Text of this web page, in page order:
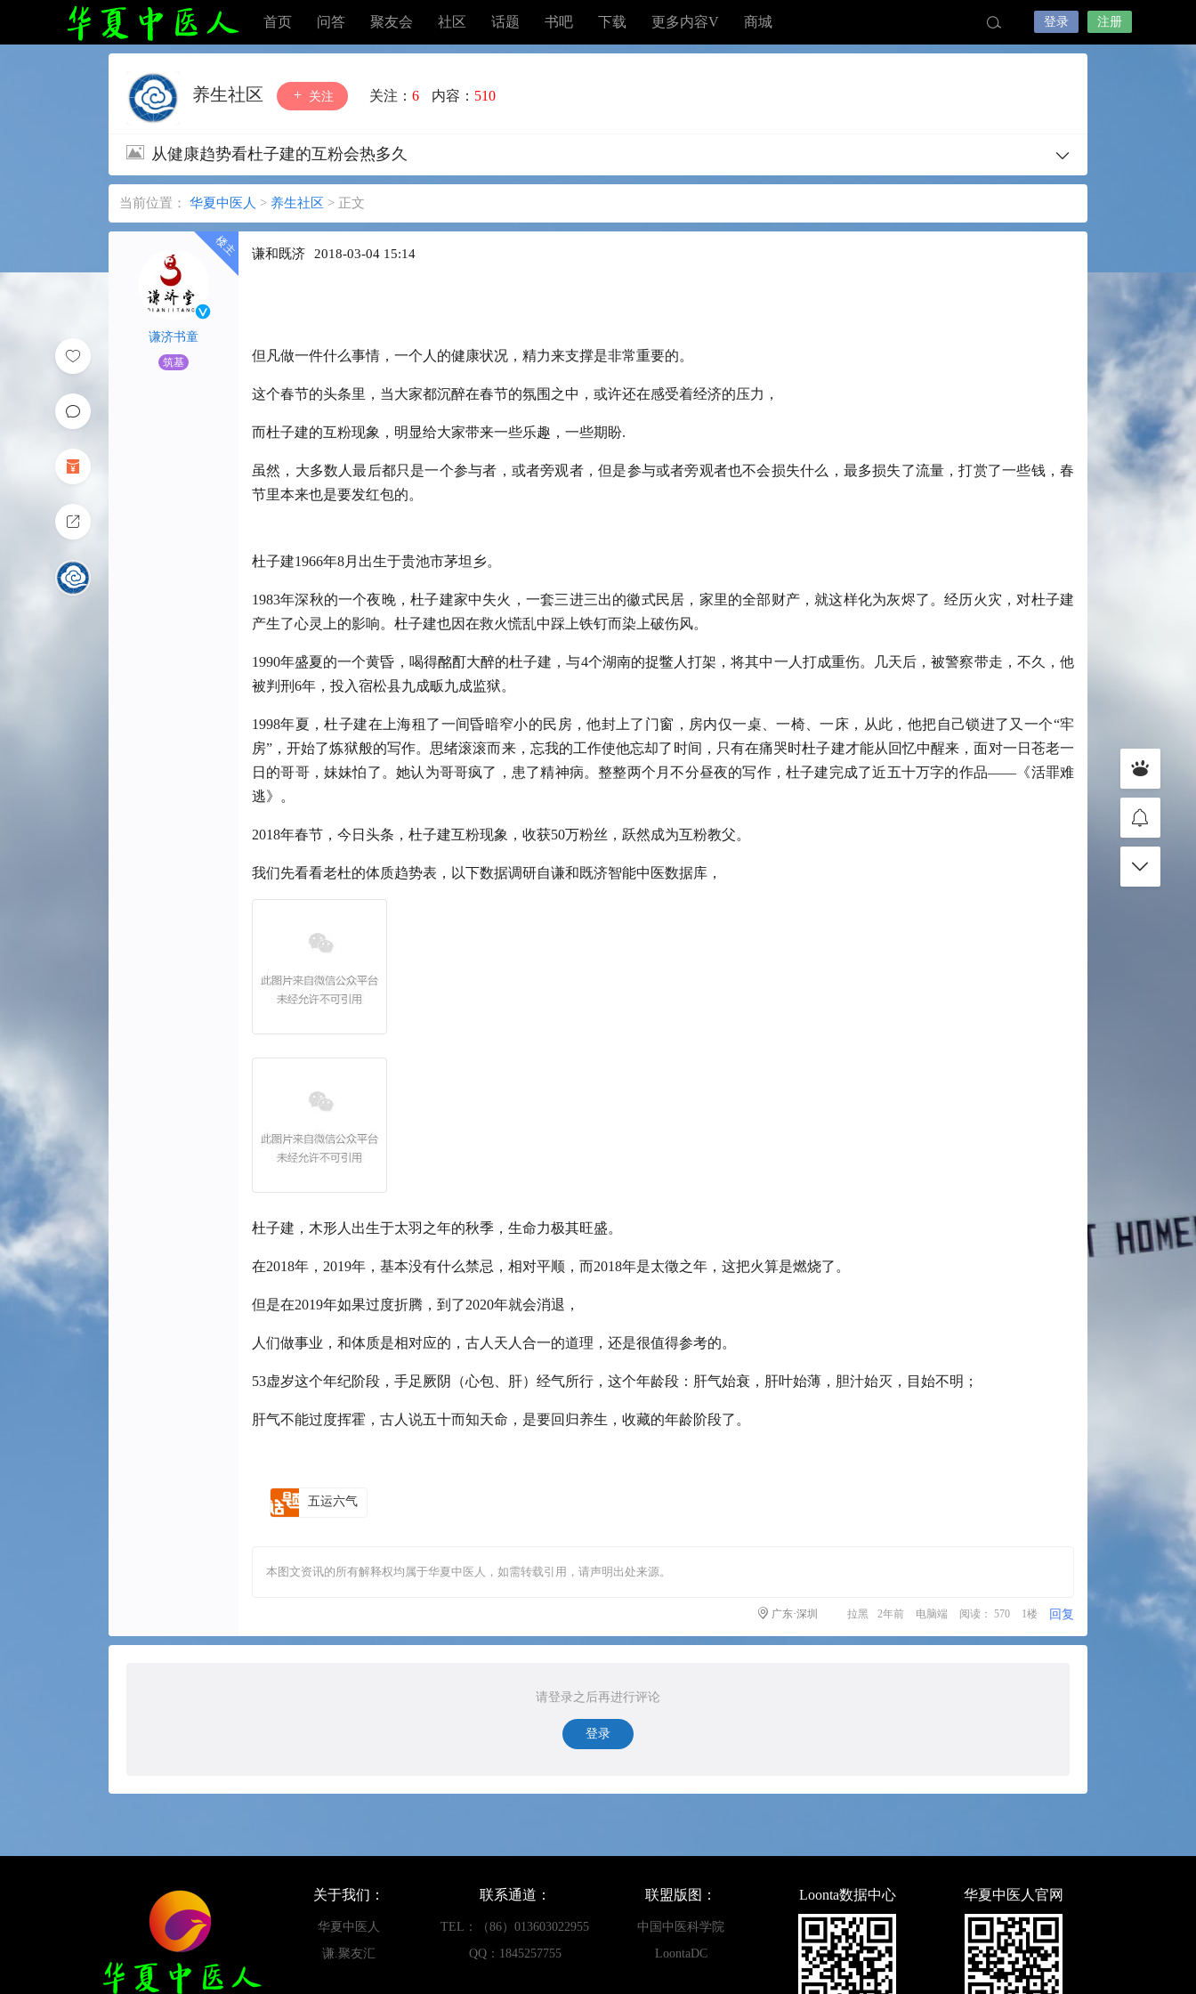
首页 问答 聚友会 社区 话题 书吧 下载 更多内容V 商城 登录 注册
养生社区 关注 关注： 6 内容： 510
从健康趋势看杜子建的互粉会热多久
当前位置： 华夏中医人 > 养生社区 > 正文
谦济书童
筑基
谦和既济 2018-03-04 15:14
但凡做一件什么事情，一个人的健康状况，精力来支撑是非常重要的。
这个春节的头条里，当大家都沉醉在春节的氛围之中，或许还在感受着经济的压力，
而杜子建的互粉现象，明显给大家带来一些乐趣，一些期盼.
虽然，大多数人最后都只是一个参与者，或者旁观者，但是参与或者旁观者也不会损失什么，最多损失了流量，打赏了一些钱，春
节里本来也是要发红包的。
杜子建1966年8月出生于贵池市茅坦乡。
1983年深秋的一个夜晚，杜子建家中失火，一套三进三出的徽式民居，家里的全部财产，就这样化为灰烬了。经历火灾，对杜子建
产生了心灵上的影响。杜子建也因在救火慌乱中踩上铁钉而染上破伤风。
1990年盛夏的一个黄昏，喝得酩酊大醉的杜子建，与4个湖南的捉鳖人打架，将其中一人打成重伤。几天后，被警察带走，不久，他
被判刑6年，投入宿松县九成畈九成监狱。
1998年夏，杜子建在上海租了一间昏暗窄小的民房，他封上了门窗，房内仅一桌、一椅、一床，从此，他把自己锁进了又一个“牢
房”，开始了炼狱般的写作。思绪滚滚而来，忘我的工作使他忘却了时间，只有在痛哭时杜子建才能从回忆中醒来，面对一日苍老一
日的哥哥，妹妹怕了。她认为哥哥疯了，患了精神病。整整两个月不分昼夜的写作，杜子建完成了近五十万字的作品——《活罪难
逃》。
2018年春节，今日头条，杜子建互粉现象，收获50万粉丝，跃然成为互粉教父。
我们先看看老杜的体质趋势表，以下数据调研自谦和既济智能中医数据库，
杜子建，木形人出生于太羽之年的秋季，生命力极其旺盛。
在2018年，2019年，基本没有什么禁忌，相对平顺，而2018年是太徵之年，这把火算是燃烧了。
但是在2019年如果过度折腾，到了2020年就会消退，
人们做事业，和体质是相对应的，古人天人合一的道理，还是很值得参考的。
53虚岁这个年纪阶段，手足厥阴（心包、肝）经气所行，这个年龄段：肝气始衰，肝叶始薄，胆汁始灭，目始不明；
肝气不能过度挥霍，古人说五十而知天命，是要回归养生，收藏的年龄阶段了。
五运六气
本图文资讯的所有解释权均属于华夏中医人，如需转载引用，请声明出处来源。
广东·深圳 拉黑 2年前 电脑端 阅读： 570 1楼 回复
请登录之后再进行评论
登录
关于我们：
华夏中医人
谦.聚友汇
联系通道：
TEL：（86）013603022955
QQ：1845257755
联盟版图：
中国中医科学院
LoontaDC
Loonta数据中心 华夏中医人官网